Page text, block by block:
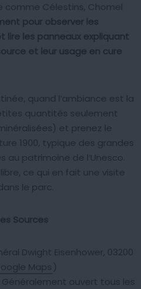
comme Célestins, Chomel
pour observer les
lire les panneaux expliquant
et leur usage en cure
quand l’ambiance est la
quantités seulement
et prenez le
1900, typique des grandes
patrimoine de l’Unesco.
ce qui en fait une visite
le parc.
Sources
Dwight Eisenhower, 03200
Maps)
: Généralement ouvert tous les